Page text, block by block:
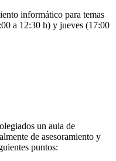
informático para temas
a 12:30 h) y jueves (17:00
un aula de
de asesoramiento y
puntos: